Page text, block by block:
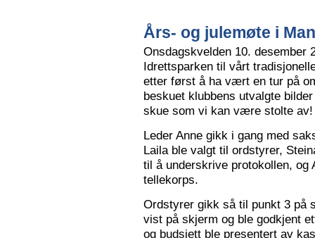
Års- og julemøte i
Onsdagskvelden 10. desember
Idrettsparken til vårt
etter først å ha vært en tur på
beskuet klubbens utvalgte
skue som vi kan være stolte av!
Leder Anne gikk i gang med
Laila ble valgt til ordstyrer,
til å underskrive protokollen, og
tellekorps.
Ordstyrer gikk så til punkt 3 på
vist på skjerm og ble godkjent
og budsjett ble presentert av